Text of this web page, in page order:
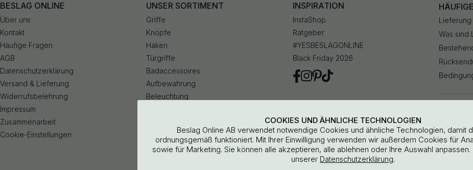
BESLAG ONLINE
Über uns
Kontakt
Häufige Fragen
AGB
Datenschutzerklärung
Versand & Lieferung
Widerrufsbelehrung
Impressum
Zusammenarbeit
Cookie-Einstellungen
UNSER SORTIMENT
Griffe
Knöpfe
Haken
Türgriffe
Badaccessoires
Aufbewahrung
Beleuchtung
INSPIRATION
InstaShop
Ratgeber
#YESBESLAGONLINE
Black Friday 2026
Lieferung
Was sind
COOKIES UND ÄHNLICHE TECHNOLOGIEN
Beslag Online AB verwendet notwendige Cookies und ähnliche Technologien, damit
ordnungsgemäß funktioniert. Mit Ihrer Einwilligung verwenden wir außerdem Cookies für
sowie für Marketing. Sie können alle akzeptieren, alle ablehnen oder Ihre Auswahl anpassen.
unserer Datenschutzerklärung.